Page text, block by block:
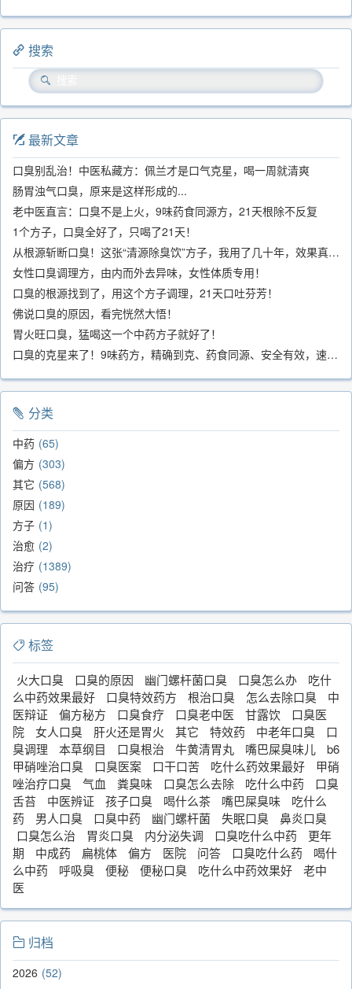
搜索
最新文章
口臭别乱治！中医私藏方：佩兰才是口气克星，喝一周就清爽
肠胃浊气口臭，原来是这样形成的...
老中医直言：口臭不是上火，9味药食同源方，21天根除不反复
1个方子，口臭全好了，只喝了21天！
从根源斩断口臭！这张“清源除臭饮”方子，我用了几十年，效果真不错
女性口臭调理方，由内而外去异味，女性体质专用！
口臭的根源找到了，用这个方子调理，21天口吐芬芳！
佛说口臭的原因，看完恍然大悟！
胃火旺口臭，猛喝这一个中药方子就好了！
口臭的克星来了！9味药方，精确到克、药食同源、安全有效，速看！
分类
中药 65
偏方 303
其它 568
原因 189
方子 1
治愈 2
治疗 1389
问答 95
标签
火大口臭 口臭的原因 幽门螺杆菌口臭 口臭怎么办
吃什
么中药效果最好
口臭特效药方 根治口臭 怎么去除口臭
中
医辩证
偏方秘方 口臭食疗 口臭老中医 甘露饮
口臭医
院
女人口臭 肝火还是胃火 其它 特效药 中老年口臭
口
臭调理
本草纲目 口臭根治 牛黄清胃丸 嘴巴屎臭味儿
b6
甲硝唑治口臭
口臭医案 口干口苦 吃什么药效果最好
甲硝
唑治疗口臭
气血 粪臭味 口臭怎么去除 吃什么中药
口臭
舌苔
中医辨证 孩子口臭 喝什么茶 嘴巴屎臭味
吃什么
药
男人口臭 口臭中药 幽门螺杆菌 失眠口臭
鼻炎口臭
口臭怎么治
胃炎口臭 内分泌失调 口臭吃什么中药
更年
期
中成药 扁桃体 偏方 医院 问答 口臭吃什么药
喝什
么中药
呼吸臭 便秘 便秘口臭 吃什么中药效果好
老中
医
归档
2026 52